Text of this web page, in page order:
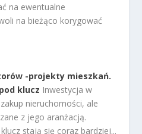
na ewentualne
na bieżąco korygować
-projekty mieszkań.
klucz Inwestycja w
nieruchomości, ale
z jego aranżacją.
stają się coraz bardziej...